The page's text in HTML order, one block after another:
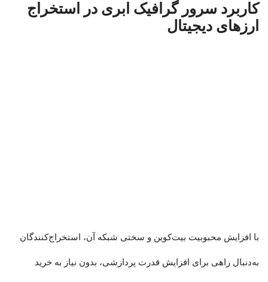
کاربرد سرور گرافیک ابری در استخراج
ارزهای دیجیتال
با افزایش محبوبیت بیت‌کوین و سختی شبکه آن، استخراج‌کنندگان
به‌دنبال راهی برای افزایش قدرت پردازشی، بدون نیاز به خرید